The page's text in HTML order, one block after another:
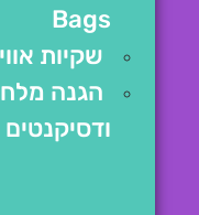
Bags
שקיות אוויר Rapid Fill
ודסיקנטים